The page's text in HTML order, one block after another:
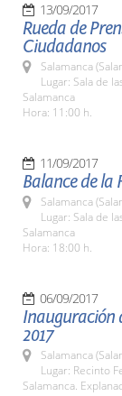
13/09/2017
Rueda de
Ciudadanos
Salamanca
Lugar: Sala de
Salamanca
Hora: 11:00 h.
11/09/2017
Balance de la
Salamanca
Lugar: Sala de
Salamanca
Hora: 18:00 h.
06/09/2017
Inauguración
2017
Salamanca
Lugar: Recinto
Salamanca.